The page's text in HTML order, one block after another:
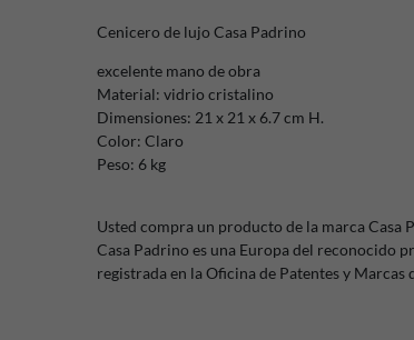
Cenicero de lujo Casa Padrino
excelente mano de obra
Material: vidrio cristalino
Dimensiones: 21 x 21 x 6.7 cm H.
Color: Claro
Peso: 6 kg
Usted compra un producto de la marca Casa
Casa Padrino es una Europa del reconocido
registrada en la Oficina de Patentes y Marcas